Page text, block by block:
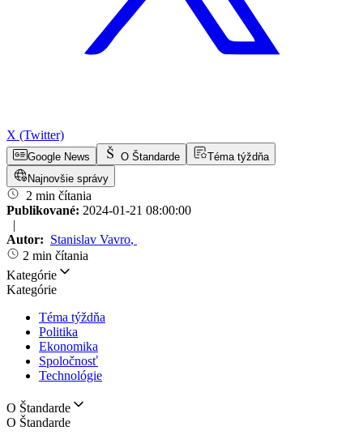
X (Twitter)
Google News O Štandarde
Téma týždňa
Najnovšie správy
2 min čítania
Publikované: 2024-01-21 08:00:00
|
Autor: Stanislav Vavro,
2 min čítania
Kategórie
Kategórie
Téma týždňa
Politika
Ekonomika
Spoločnosť
Technológie
O Štandarde
O Štandarde